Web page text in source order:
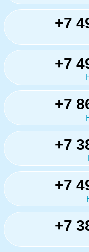
+7
+7
+7
+7
+7
+7